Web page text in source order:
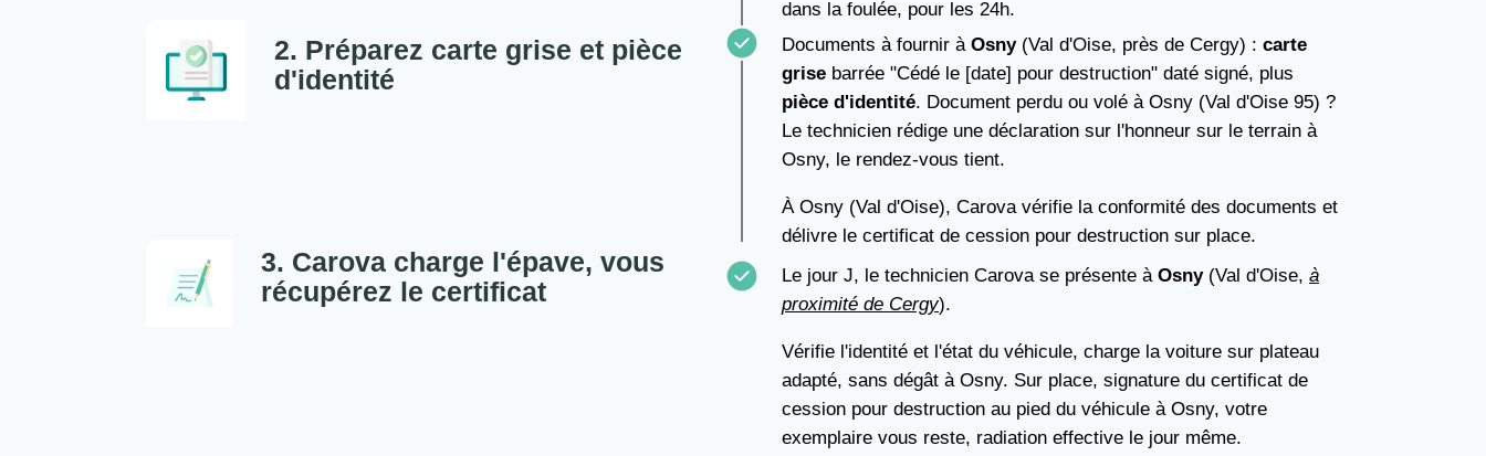
dans la foulée, pour les 24h.
2. Préparez carte grise et pièce
d'identité
Documents à fournir à Osny(Val d'Oise, près de Cergy) : carte
grise barrée "Cédé le [date] pour destruction" daté signé, plus
pièce d'identité. Document perdu ou volé à Osny (Val d'Oise 95) ?
Le technicien rédige une déclaration sur l'honneur sur le terrain à
Osny, le rendez-vous tient.
À Osny (Val d'Oise), Carova vérifie la conformité des documents et
délivre le certificat de cession pour destruction sur place.
3. Carova charge l'épave, vous
récupérez le certificat
Le jour J, le technicien Carova se présente à Osny(Val d'Oise, à
proximité de Cergy).
Vérifie l'identité et l'état du véhicule, charge la voiture sur plateau
adapté, sans dégât à Osny. Sur place, signature du certificat de
cession pour destruction au pied du véhicule à Osny, votre
exemplaire vous reste, radiation effective le jour même.